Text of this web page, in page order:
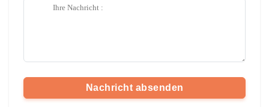
Nachricht absenden